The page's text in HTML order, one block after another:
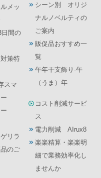
メッ
日間の
策特
スマ
リラ
のご
シーン別 オリジ
ナルノベルティの
ご案内
販促品おすすめ一
覧
午年干支飾り-午
（うま）年
コスト削減サービ
ス
電力削減 AIrux8
楽楽精算・楽楽明
細で業務効率化し
ませんか